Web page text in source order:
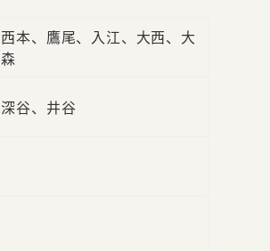
西本、鷹尾、入江、大西、大
森
深谷、井谷